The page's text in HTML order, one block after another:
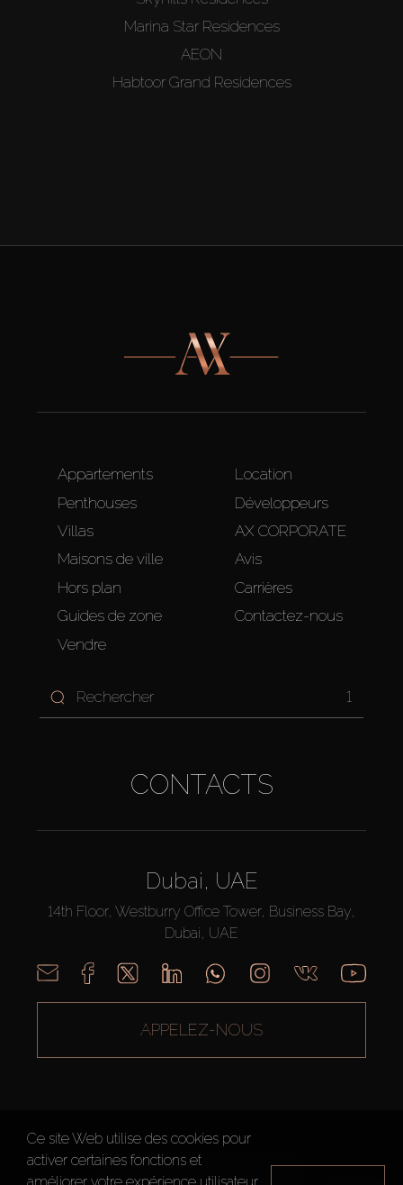
Marina Star Residences
AEON
Habtoor Grand Residences
Appartements
Penthouses
Villas
Maisons de ville
Hors plan
Guides de zone
Vendre
Location
Développeurs
AX CORPORATE
Avis
Carrières
Contactez-nous
1
CONTACTS
Dubai, UAE
14th Floor, Westburry Office Tower, Business Bay,
Dubai, UAE
APPELEZ-NOUS
AX CAPITAL ©2026 Tous droits réservés
Ce site Web utilise des cookies pour
activer certaines fonctions et